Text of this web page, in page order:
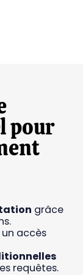
pour
grâce
accès
requêtes.